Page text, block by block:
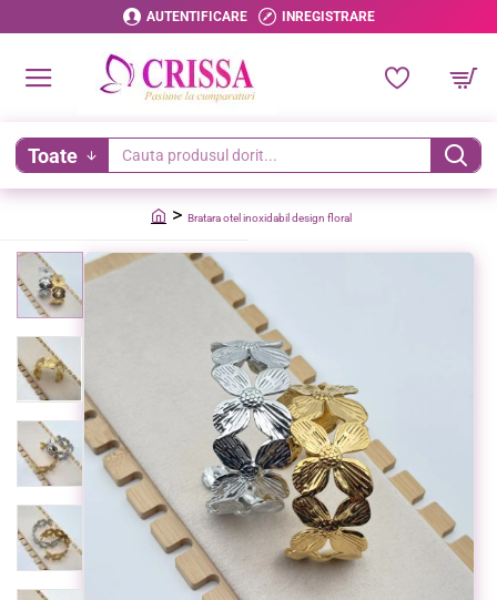
AUTENTIFICARE INREGISTRARE
Toate
Cauta
produsul
Bratara otel inoxidabil design floral